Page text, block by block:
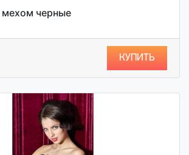
мехом черные
КУПИТЬ